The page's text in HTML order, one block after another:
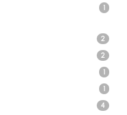
1
2
2
1
1
4